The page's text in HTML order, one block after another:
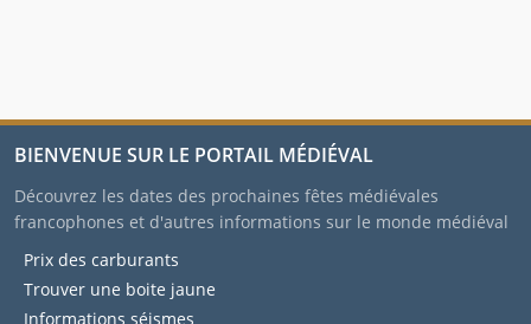
BIENVENUE SUR LE PORTAIL MÉDIÉVAL
Découvrez les dates des prochaines fêtes médiévales
francophones et d'autres informations sur le monde médiéval
Prix des carburants
Trouver une boite jaune
Informations séismes